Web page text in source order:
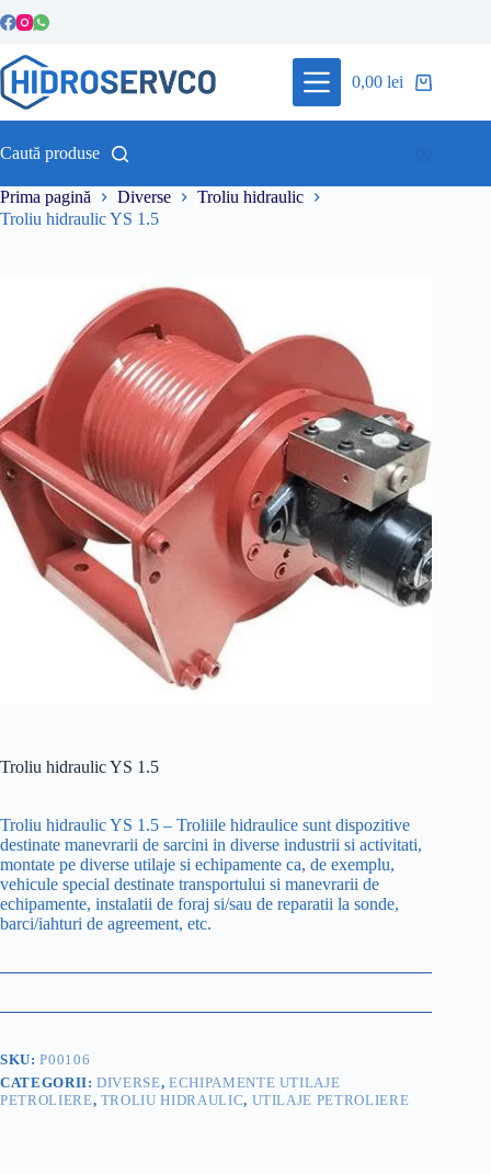
la
Coș
0,00lei
Caută produse
Prima pagină Diverse
Troliu hidraulic
Troliu hidraulic YS 1.5
Troliu hidraulic YS 1.5
Troliu hidraulic YS 1.5 – Troliile hidraulice sunt dispozitive
destinate manevrarii de sarcini in diverse industrii si activitati,
montate pe diverse utilaje si echipamente ca, de exemplu,
vehicule special destinate transportului si manevrarii de
echipamente, instalatii de foraj si/sau de reparatii la sonde,
barci/iahturi de agreement, etc.
SKU:P00106
CATEGORII:DIVERSE,ECHIPAMENTE UTILAJE
PETROLIERE, TROLIU HIDRAULIC, UTILAJE PETROLIERE